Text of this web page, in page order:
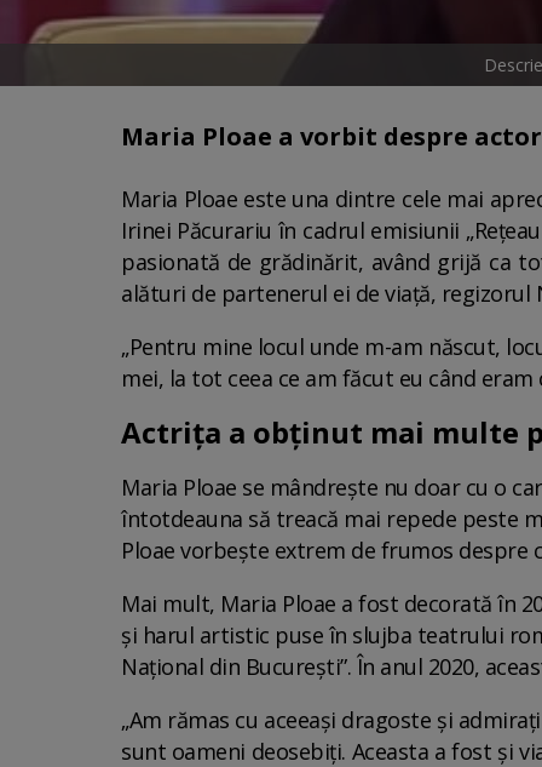
Maria Ploae a vorbit despre
Maria Ploae este una dintre cele mai
Irinei Păcurariu în cadrul emisiunii
pasionată de grădinărit, având grijă ca
alături de partenerul ei de viață, regizorul
„Pentru mine locul unde m-am născut,
mei, la tot ceea ce am făcut eu când
Actrița a obținut mai multe
Maria Ploae se mândrește nu doar cu o
întotdeauna să treacă mai repede peste
Ploae vorbește extrem de frumos despre
Mai mult, Maria Ploae a fost decorată în
și harul artistic puse în slujba teatrului
Național din București”. În anul 2020,
„Am rămas cu aceeași dragoste și
sunt oameni deosebiți. Aceasta a fost și